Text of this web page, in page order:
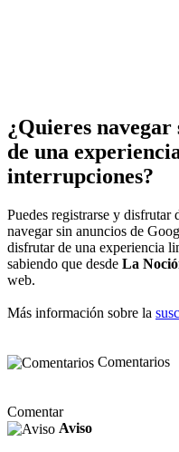
¿Quieres
de una
interrupciones?
Puedes registrarse y disfrutar
navegar sin anuncios de
disfrutar de una experiencia
sabiendo que desde La
web.
Más información sobre la
Comentarios
Comentar
Aviso